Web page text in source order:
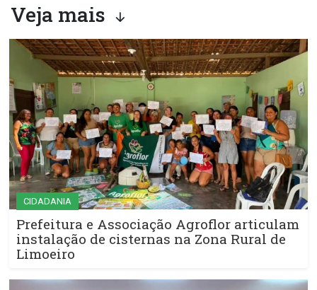
Veja mais
CIDADANIA
Prefeitura e Associação Agroflor articulam
instalação de cisternas na Zona Rural de
Limoeiro